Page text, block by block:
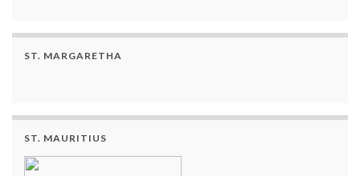
ST. MARGARETHA
ST. MAURITIUS